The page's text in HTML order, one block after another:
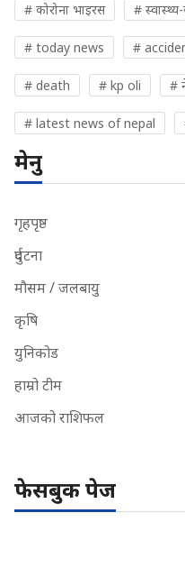
# कोरोना भाइरस #
# today news #
# death # kp oli #
# latest news of nepal
मेनु
गृहपृष्ठ
दुर्घटना
मौसम / जलबायु
कृषि
युनिकोड
हाम्रो टीम
आजको राशिफल
फेसबुक पेज